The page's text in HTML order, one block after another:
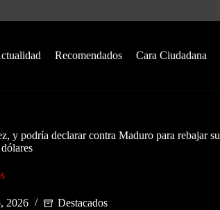
Recomendados Cara Ciudadana
y podría declarar contra Maduro para rebajar su
2026 Destacados